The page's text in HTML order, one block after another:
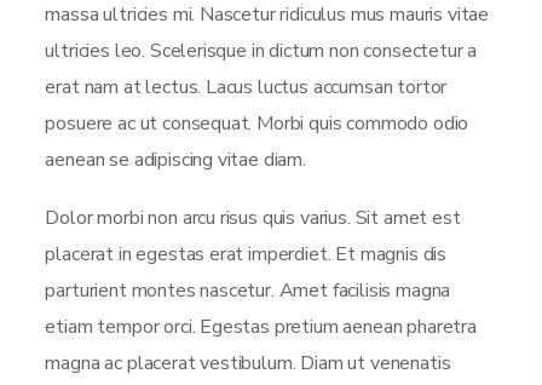
massa ultricies mi. Nascetur ridiculus mus mauris vitae
ultricies leo. Scelerisque in dictum non consectetur a
erat nam at lectus. Lacus luctus accumsan tortor
posuere ac ut consequat. Morbi quis commodo odio
aenean se adipiscing vitae diam.
Dolor morbi non arcu risus quis varius. Sit amet est
placerat in egestas erat imperdiet. Et magnis dis
parturient montes nascetur. Amet facilisis magna
etiam tempor orci. Egestas pretium aenean pharetra
magna ac placerat vestibulum. Diam ut venenatis